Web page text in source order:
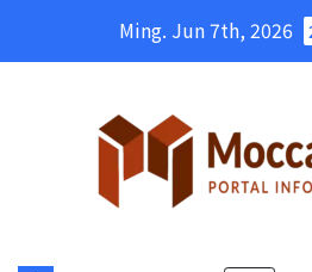
Ming. Jun 7th, 2026